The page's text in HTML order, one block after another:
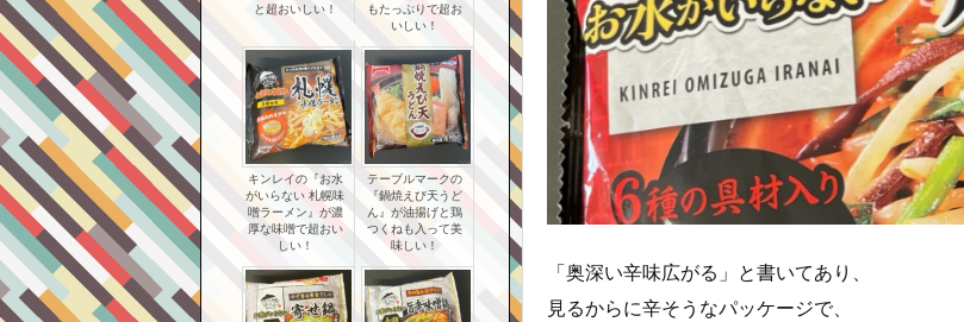
「奥深い辛味広がる」と書いてあり、
見るからに辛そうなパッケージで、
と超おいしい！
もたっぷりで超お
いしい！
キンレイの『お水
がいらない 札幌味
噌ラーメン』が濃
厚な味噌で超おい
しい！
テーブルマークの
『鍋焼えび天うど
ん』が油揚げと鶏
つくねも入って美
味しい！